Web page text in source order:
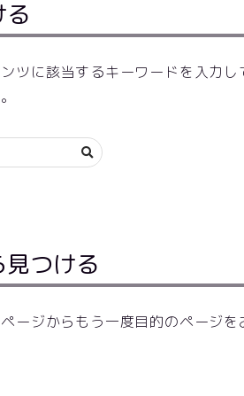
る
ツに該当するキーワードを入力
見つける
ージからもう一度目的のページ